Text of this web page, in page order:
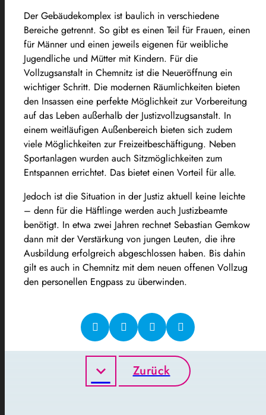
Der Gebäudekomplex ist baulich in verschiedene
Bereiche getrennt. So gibt es einen Teil für Frauen, einen
für Männer und einen jeweils eigenen für weibliche
Jugendliche und Mütter mit Kindern. Für die
Vollzugsanstalt in Chemnitz ist die Neueröffnung ein
wichtiger Schritt. Die modernen Räumlichkeiten bieten
den Insassen eine perfekte Möglichkeit zur Vorbereitung
auf das Leben außerhalb der Justizvollzugsanstalt. In
einem weitläufigen Außenbereich bieten sich zudem
viele Möglichkeiten zur Freizeitbeschäftigung. Neben
Sportanlagen wurden auch Sitzmöglichkeiten zum
Entspannen errichtet. Das bietet einen Vorteil für alle.
Jedoch ist die Situation in der Justiz aktuell keine leichte
– denn für die Häftlinge werden auch Justizbeamte
benötigt. In etwa zwei Jahren rechnet Sebastian Gemkow
dann mit der Verstärkung von jungen Leuten, die ihre
Ausbildung erfolgreich abgeschlossen haben. Bis dahin
gilt es auch in Chemnitz mit dem neuen offenen Vollzug
den personellen Engpass zu überwinden.
Zurück